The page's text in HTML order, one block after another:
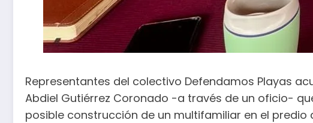
Representantes del colectivo Defendamos Playas
Abdiel Gutiérrez Coronado -a través de un oficio-
posible construcción de un multifamiliar en el predio